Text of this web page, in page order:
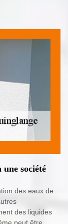
société
des eaux de
des liquides